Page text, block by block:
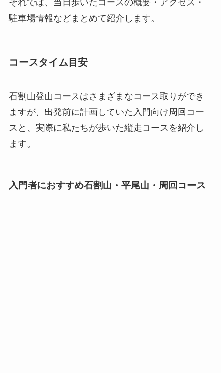
それでは、当日歩いたコースの概要・アクセス・
駐車場情報などまとめて紹介します。
コースタイム目安
石割山登山コースはさまざまなコース取りができ
ますが、出発前に計画していた入門向け周回コー
スと、実際に私たちが歩いた縦走コースを紹介し
ます。
入門者におすすめ石割山・平尾山・周回コース